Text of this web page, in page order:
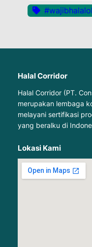
Halal Corridor
Halal Corridor (PT.
merupakan lembaga
melayani sertifikasi
yang beralku di
Lokasi Kami